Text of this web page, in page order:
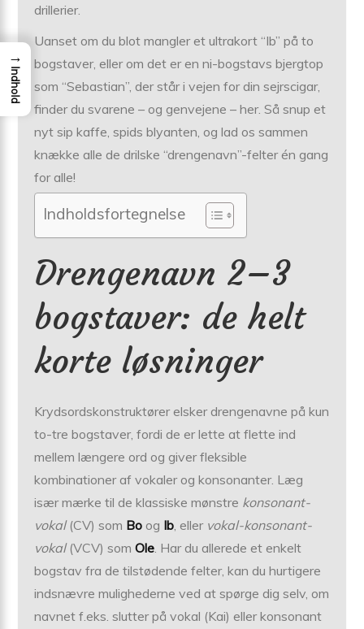
drillerier.
Uanset om du blot mangler et ultrakort “Ib” på to
bogstaver, eller om det er en ni-bogstavs bjergtop
som “Sebastian”, der står i vejen for din sejrs­cigar,
finder du svarene – og genvejene – her. Så snup et
nyt sip kaffe, spids blyanten, og lad os sammen
knække alle de drilske “drengenavn”-felter én gang
for alle!
Indholdsfortegnelse
Drengenavn 2–3
bogstaver: de helt
korte løsninger
Krydsordskonstruktører elsker drengenavne på kun
to-tre bogstaver, fordi de er lette at flette ind
mellem længere ord og giver fleksible
kombinationer af vokaler og konsonanter. Læg
især mærke til de klassiske mønstre konsonant-
vokal(CV) som Bo og Ib , eller vokal-konsonant-
vokal(VCV) somOle . Har du allerede et enkelt
bogstav fra de tilstødende felter, kan du hurtigere
indsnævre mulighederne ved at spørge dig selv, om
navnet f.eks. slutter på vokal (Kai) eller konsonant
→
Indhold